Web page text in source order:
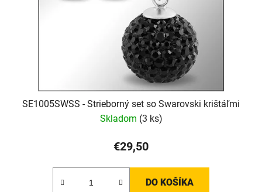
SE1005SWSS - Strieborný set so Swarovski krištáľmi
Skladom (3 ks)
€29,50
DO KOŠÍKA